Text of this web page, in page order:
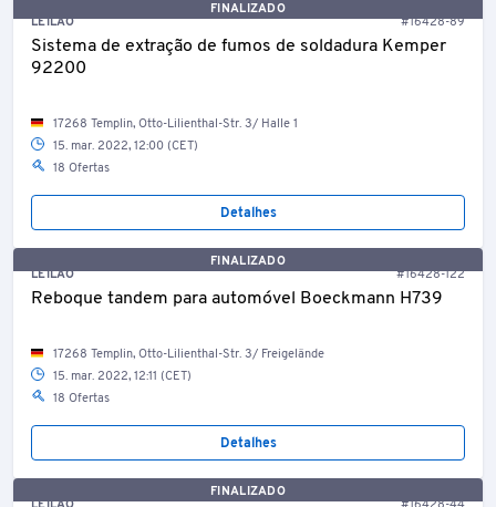
FINALIZADO
LEILÃO
#16428-89
Sistema de extração de fumos de soldadura Kemper
92200
17268 Templin, Otto-Lilienthal-Str. 3/ Halle 1
15. mar. 2022, 12:00 (CET)
18 Ofertas
Detalhes
FINALIZADO
LEILÃO
#16428-122
Reboque tandem para automóvel Boeckmann H739
17268 Templin, Otto-Lilienthal-Str. 3/ Freigelände
15. mar. 2022, 12:11 (CET)
18 Ofertas
Detalhes
FINALIZADO